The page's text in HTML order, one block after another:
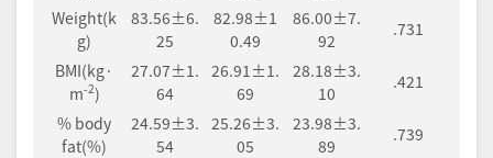
Weight(k
g)
83.56±6.
25
82.98±1
0.49
86.00±7.
92
.731
BMI(kg·
m-2)
27.07±1.
64
26.91±1.
69
28.18±3.
10
.421
% body
fat(%)
24.59±3.
54
25.26±3.
05
23.98±3.
89
.739